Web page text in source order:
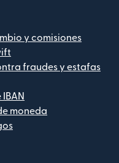
y comisiones
fraudes y estafas
moneda